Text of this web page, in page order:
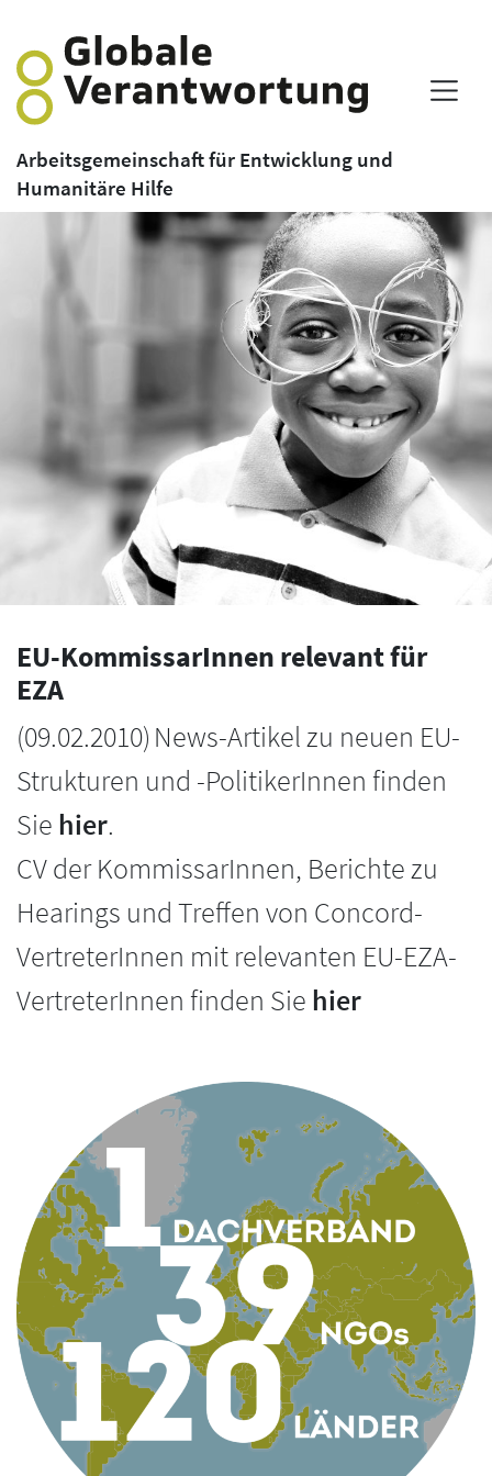
Arbeitsgemeinschaft für Entwicklung und
Humanitäre Hilfe
EU-KommissarInnen relevant für
EZA
(09.02.2010) News-Artikel zu neuen EU-
Strukturen und -PolitikerInnen finden
Sie hier.
CV der KommissarInnen, Berichte zu
Hearings und Treffen von Concord-
VertreterInnen mit relevanten EU-EZA-
VertreterInnen finden Sie hier